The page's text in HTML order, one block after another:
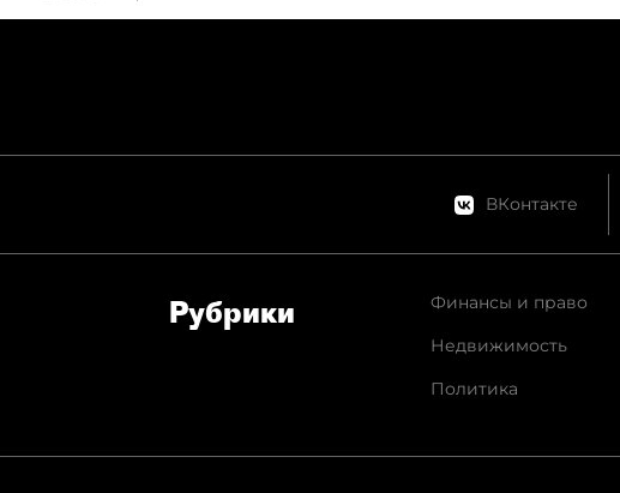
ВКонтакте
Рубрики
Финансы и право
Недвижимость
Политика